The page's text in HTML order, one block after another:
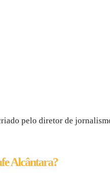
pelo diretor de
Alcântara?